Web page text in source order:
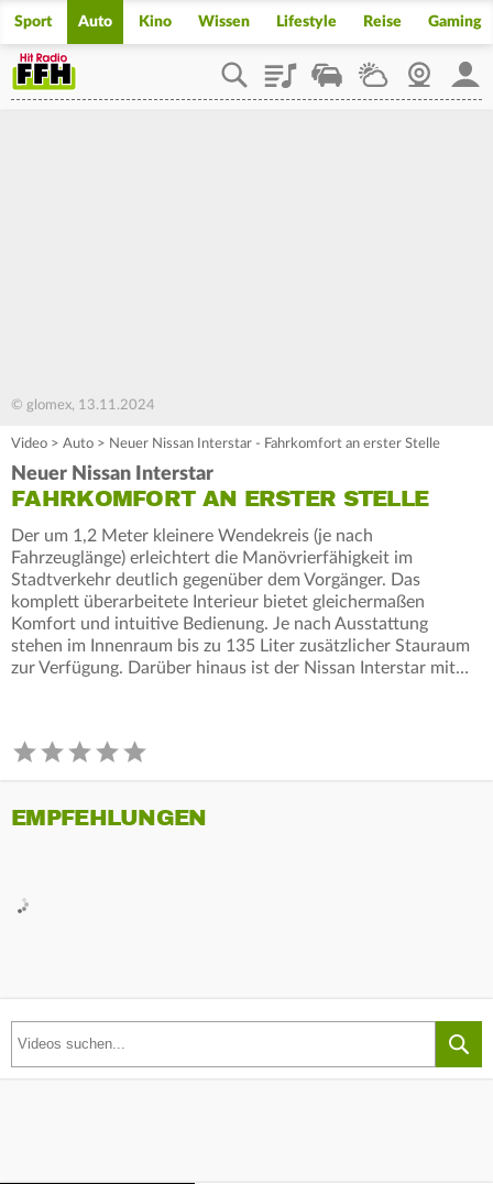
Sport Auto Kino Wissen Lifestyle Reise Gaming
PlaylistStaupilotWetterWebcam
© glomex, 13.11.2024
Video > Auto > Neuer Nissan Interstar - Fahrkomfort an erster Stelle
Neuer Nissan Interstar
FAHRKOMFORT AN ERSTER STELLE
Der um 1,2 Meter kleinere Wendekreis (je nach
Fahrzeuglänge) erleichtert die Manövrierfähigkeit im
Stadtverkehr deutlich gegenüber dem Vorgänger. Das
komplett überarbeitete Interieur bietet gleichermaßen
Komfort und intuitive Bedienung. Je nach Ausstattung
stehen im Innenraum bis zu 135 Liter zusätzlicher Stauraum
zur Verfügung. Darüber hinaus ist der Nissan Interstar mit…
EMPFEHLUNGEN